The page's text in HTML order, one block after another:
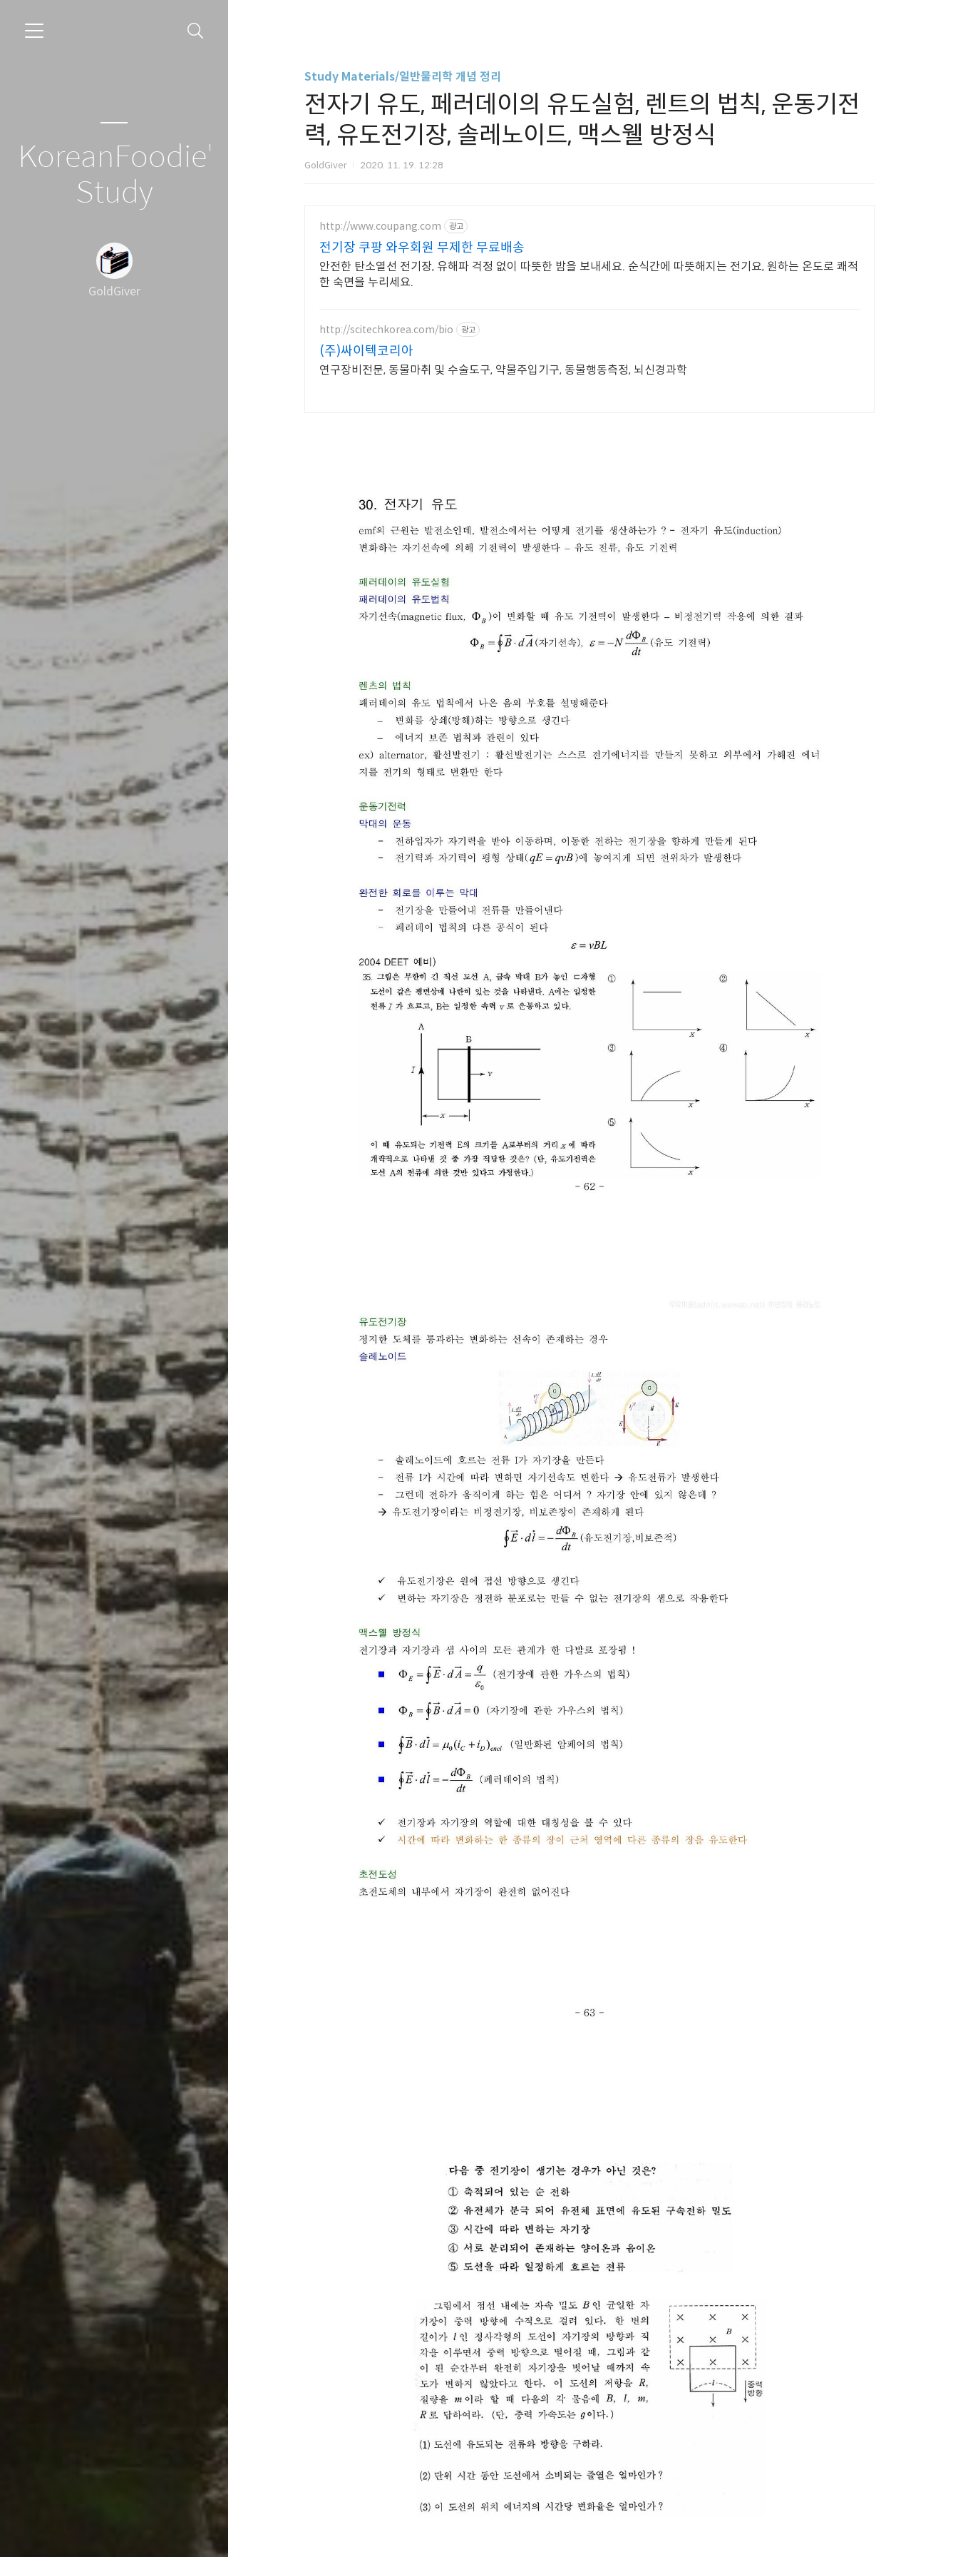
KoreanFoodie's
Study
GoldGiver
Study Materials/일반물리학 개념 정리
전자기 유도, 페러데이의 유도실험, 렌트의 법칙, 운동기전
력, 유도전기장, 솔레노이드, 맥스웰 방정식
GoldGiver 2020. 11. 19. 12:28
http://www.coupang.com 광고
전기장 쿠팡 와우회원 무제한 무료배송
안전한 탄소열선 전기장, 유해파 걱정 없이 따뜻한 밤을 보내세요. 순식간에 따뜻해지는 전기요, 원하는 온도로 쾌적
한 숙면을 누리세요.
http://scitechkorea.com/bio 광고
(주)싸이텍코리아
연구장비전문, 동물마취 및 수술도구, 약물주입기구, 동물행동측정, 뇌신경과학